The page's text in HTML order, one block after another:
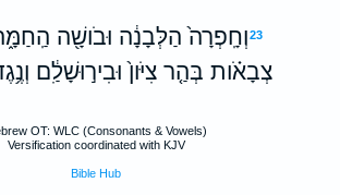
23וְחָֽפְרָה֙ הַלְּבָנָ֔ה וּבֹושָׁ֖ה
צְבָאֹ֗ות בְּהַ֤ר צִיֹּון֙ וּבִיר֣וּשָׁלִַ֔ם
OT: WLC (Consonants & Vowels)
Versification coordinated with KJV
Bible Hub